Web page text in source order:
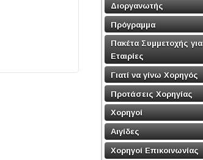
Διοργανωτής
Πρόγραμμα
Πακέτα Συμμετοχής για
Εταιρίες
Γιατί να γίνω Χορηγός
Προτάσεις Χορηγίας
Χορηγοί
Αιγίδες
Χορηγοί Επικοινωνίας